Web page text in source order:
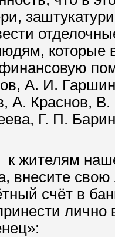
которые
А. И.
А. Краснов,
Г. П.
к жителям
внесите
счёт в